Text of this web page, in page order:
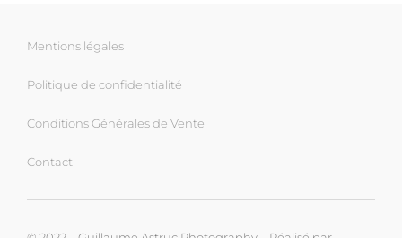
Mentions légales
Politique de confidentialité
Conditions Générales de Vente
Contact